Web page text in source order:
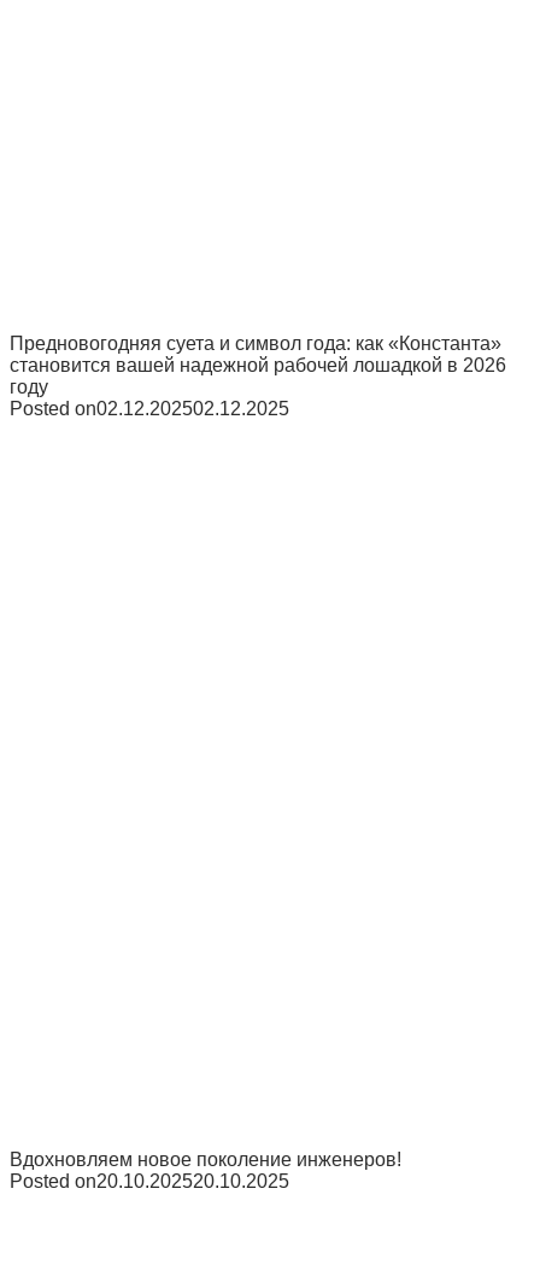
Предновогодняя суета и символ года: как «Константа»
становится вашей надежной рабочей лошадкой в 2026
году
Posted on02.12.202502.12.2025
Вдохновляем новое поколение инженеров!
Posted on20.10.202520.10.2025